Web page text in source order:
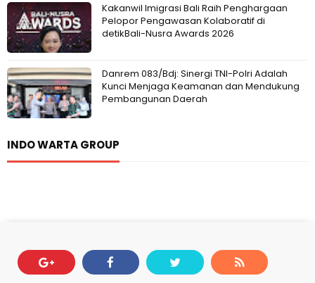
Kakanwil Imigrasi Bali Raih Penghargaan
Pelopor Pengawasan Kolaboratif di
detikBali-Nusra Awards 2026
Danrem 083/Bdj: Sinergi TNI-Polri Adalah
Kunci Menjaga Keamanan dan Mendukung
Pembangunan Daerah
INDO WARTA GROUP